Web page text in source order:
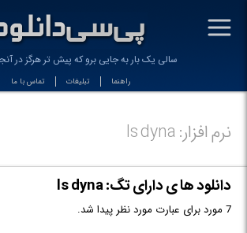
-
سالی یک بار به جایی برو که پیش تر هرگز در
راهنما تبلیغات تماس با ما
نرم افزار: ls dyna
دانلود ها ی دارای تگ: ls dyna
7 مورد برای عبارت مورد نظر پیدا شد.